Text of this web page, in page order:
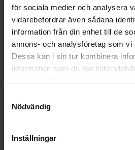
för sociala medier och analysera
vidarebefordrar även sådana
information från din enhet till de
annons- och analysföretag som vi
Dessa kan i sin tur kombinera
information som du har
Nödvändig
Inställningar
Sömlös design hjälper till att
Ger maximal komfort under
Produkt Produktbeskrivning
704